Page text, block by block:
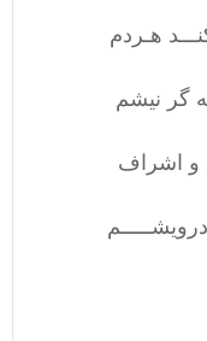
هـردم
گر نیشم
و اشراف